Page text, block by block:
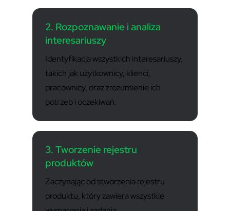
2. Rozpoznawanie i analiza
interesariuszy
Identyfikacja wszystkich interesariuszy,
takich jak użytkownicy, klienci,
pracownicy, oraz zrozumienie ich
potrzeb i oczekiwań.
3. Tworzenie rejestru
produktów
Zaczynając od stworzenia rejestru
produktu, który zawiera wszystkie